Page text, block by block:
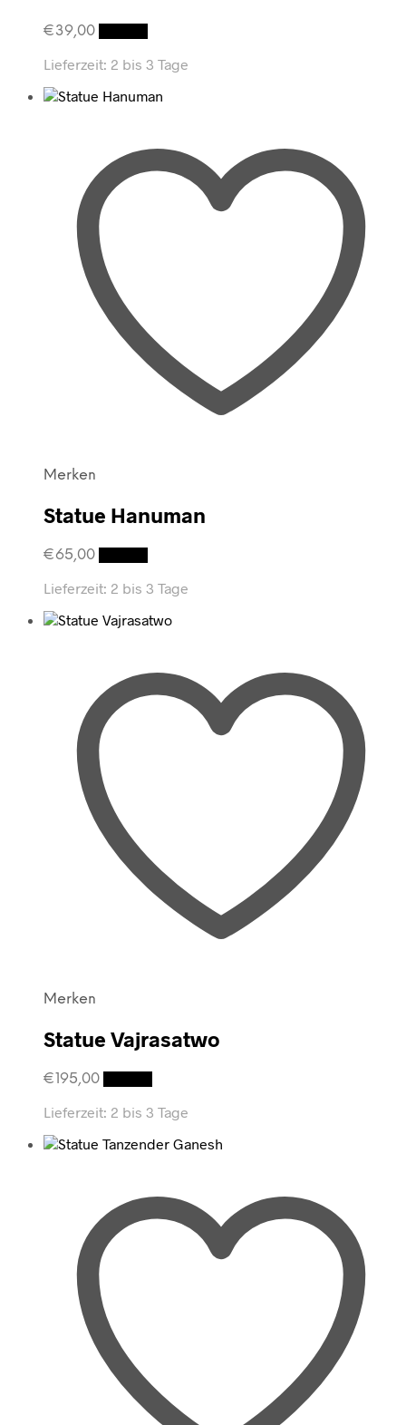
€39,00
Lieferzeit: 2 bis 3 Tage
Merken
Statue Hanuman
€65,00
Lieferzeit: 2 bis 3 Tage
Merken
Statue Vajrasatwo
€195,00
Lieferzeit: 2 bis 3 Tage